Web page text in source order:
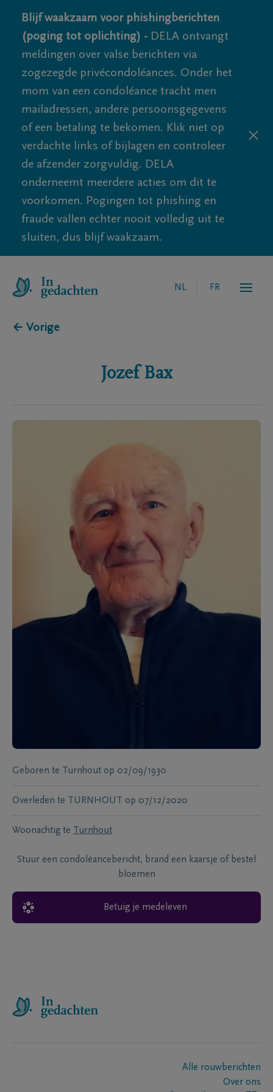
Blijf waakzaam voor phishingberichten
(poging tot oplichting) - DELA ontvangt
meldingen over valse berichten via
zogezegde privécondoléances. Onder het
mom van een condoléance tracht men
mailadressen, andere persoonsgegevens
of een betaling te bekomen. Klik niet op
verdachte links of bijlagen en controleer
de afzender zorgvuldig. DELA
onderneemt meerdere acties om dit te
voorkomen. Pogingen tot phishing en
fraude vallen echter nooit volledig uit te
sluiten, dus blijf waakzaam.
NL FR
← Vorige
Jozef Bax
Geboren te Turnhout op 02/09/1930
Overleden te TURNHOUT op 07/12/2020
Woonachtig te Turnhout
Stuur een condoléancebericht, brand een kaarsje of bestel
bloemen
Betuig je medeleven
Alle rouwberichten
Over ons